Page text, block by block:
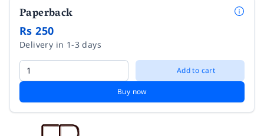
Paperback
Rs 250
Delivery in 1-3 days
Add to cart
Buy now